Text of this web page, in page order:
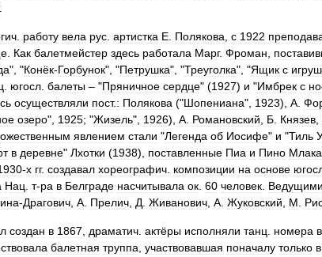
работу вела рус артистка Е Полякова с 1922
Как балетмейстер здесь работала Марг. Фроман
", "Конёк-Горбунок", "Петрушка", "Треуголка", "Ящик с
югосл балеты – "Пряничное сердце" (1927) и "Имбрек с
осуществляли пост.: Полякова ("Шопениана", 1923), А
озеро", 1925; "Жизель", 1926), А Романовский Б Князев
явлением стали "Легенда об Иосифе" и "Тиль
в деревне" Лхотки (1938), поставленные Пиа и Пино
-х гг. создавал хореографич композиции на основе
Нац т-ра в Белграде насчитывала ок 60 человек Ведущими
-Драгович А Прелич Д Живанович А Жуковский М
создан в 1867 драматич актёры исполняли танц номера в
балетная труппа участвовавшая поначалу только в